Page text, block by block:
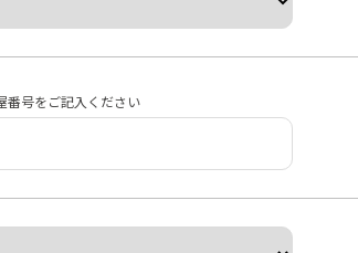
号をご記入ください